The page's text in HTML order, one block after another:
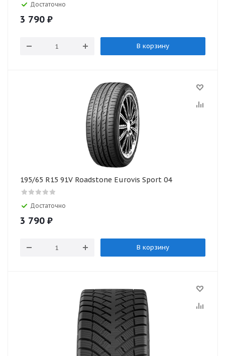
Достаточно
3 790 ₽
В корзину
195/65 R15 91V Roadstone Eurovis Sport 04
Достаточно
3 790 ₽
В корзину